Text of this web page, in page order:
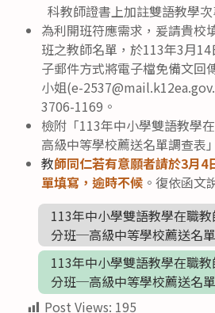
科教師證書上加註雙語教學次
為利開班符應需求，爰請貴校
班之教師名單，於113年3月
子郵件方式將電子檔免備文回
小姐(e-
3706-1169。
檢附「113年中小學雙語教學
高級中等學校薦送名單調查表
教師同仁若有意願者請於3月4
單填寫，逾時不候 。復依函文
113年中小學雙語教學在職
分班─高級中等學校薦送名
113年中小學雙語教學在職
分班─高級中等學校薦送名
Post Views: 195